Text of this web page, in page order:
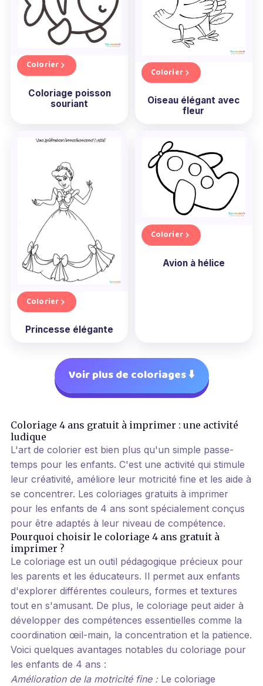
Colorier
Coloriage poisson
souriant
Colorier
Oiseau élégant avec
fleur
Colorier
Princesse élégante
Colorier
Avion à hélice
Voir plus de coloriages ⬇️
Coloriage 4 ans gratuit à imprimer : une activité
ludique
L'art de colorier est bien plus qu'un simple passe-
temps pour les enfants. C'est une activité qui stimule
leur créativité, améliore leur motricité fine et les aide à
se concentrer. Les coloriages gratuits à imprimer
pour les enfants de 4 ans sont spécialement conçus
pour être adaptés à leur niveau de compétence.
Pourquoi choisir le coloriage 4 ans gratuit à
imprimer ?
Le coloriage est un outil pédagogique précieux pour
les parents et les éducateurs. Il permet aux enfants
d'explorer différentes couleurs, formes et textures
tout en s'amusant. De plus, le coloriage peut aider à
développer des compétences essentielles comme la
coordination œil-main, la concentration et la patience.
Voici quelques avantages notables du coloriage pour
les enfants de 4 ans :
Amélioration de la motricité fine :Le coloriage